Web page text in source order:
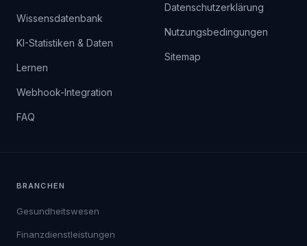
Wissensdatenbank
KI-Statistiken & Daten
Lernen
Webhook-Integration
FAQ
Datenschutzerklärung
Nutzungsbedingungen
Sitemap
BRANCHEN
Gesundheitswesen
Finanzdienstleistungen